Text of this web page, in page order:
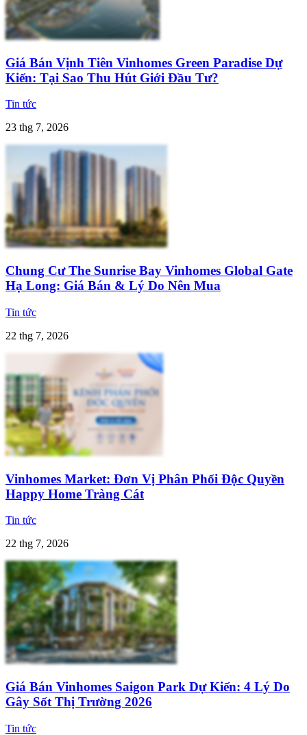
Giá Bán Vịnh Tiên Vinhomes Green Paradise Dự
Kiến: Tại Sao Thu Hút Giới Đầu Tư?
Tin tức
23 thg 7, 2026
Chung Cư The Sunrise Bay Vinhomes Global Gate
Hạ Long: Giá Bán & Lý Do Nên Mua
Tin tức
22 thg 7, 2026
Vinhomes Market: Đơn Vị Phân Phối Độc Quyền
Happy Home Tràng Cát
Tin tức
22 thg 7, 2026
Giá Bán Vinhomes Saigon Park Dự Kiến: 4 Lý Do
Gây Sốt Thị Trường 2026
Tin tức